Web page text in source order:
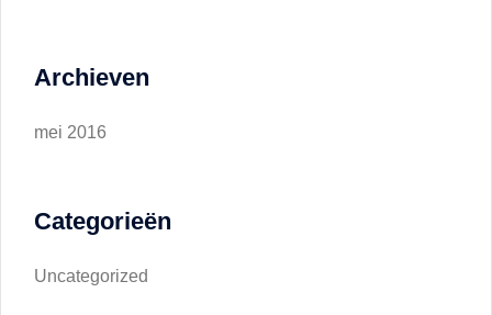
Archieven
mei 2016
Categorieën
Uncategorized